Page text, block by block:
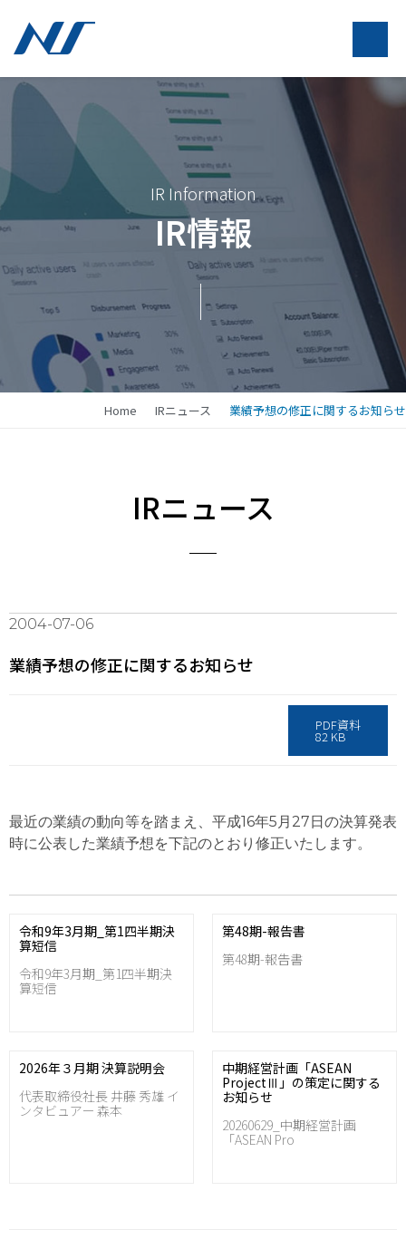
IR Information
IR情報
Home IRニュース 業績予想の修正に関するお知らせ
IRニュース
2004-07-06
業績予想の修正に関するお知らせ
PDF資料
82 KB
最近の業績の動向等を踏まえ、平成16年5月27日の決算発表
時に公表した業績予想を下記のとおり修正いたします。
令和9年3月期_第1四半期決
算短信
令和9年3月期_第1四半期決
算短信
第48期-報告書
第48期-報告書
2026年３月期 決算説明会
代表取締役社長 井藤 秀雄 イ
ンタビュアー 森本
中期経営計画「ASEAN
ProjectⅢ」の策定に関する
お知らせ
20260629_中期経営計画
「ASEAN Pro